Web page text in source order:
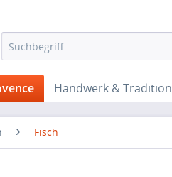
Handwerk & Tradition
Fisch